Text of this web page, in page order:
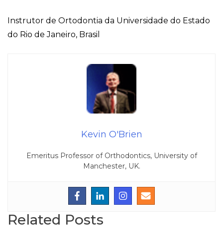
Instrutor de Ortodontia da Universidade do Estado
do Rio de Janeiro, Brasil
Kevin O'Brien
Emeritus Professor of Orthodontics, University of
Manchester, UK.
Related Posts